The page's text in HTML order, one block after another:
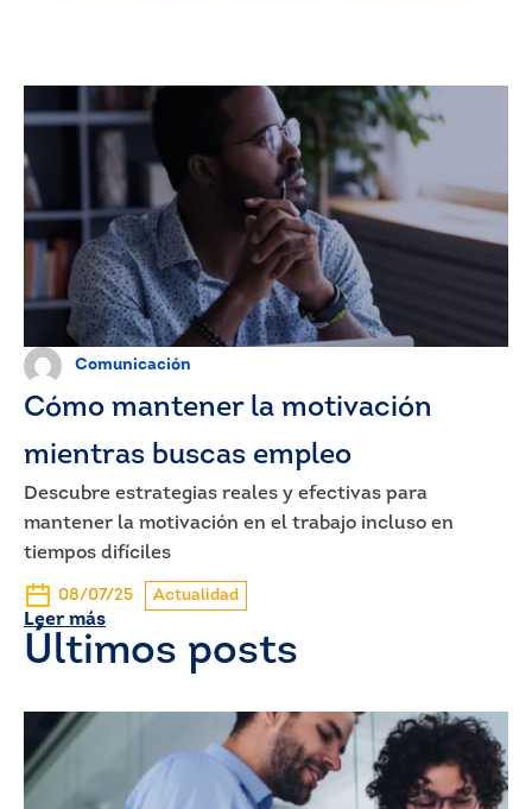
Comunicación
Cómo mantener la motivación
mientras buscas empleo
Descubre estrategias reales y efectivas para
mantener la motivación en el trabajo incluso en
tiempos difíciles
08/07/25 Actualidad
Leer más
Últimos posts